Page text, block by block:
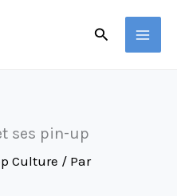
Rechercher
ses pin-up
Culture / Par